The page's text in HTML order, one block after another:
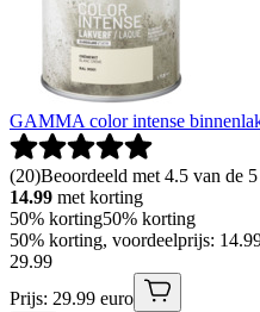
GAMMA color intense
(20)Beoordeeld met 4.5 van de
14.99 met korting
50% korting50% korting
50% korting, voordeelprijs:
29.99
Prijs: 29.99 euro